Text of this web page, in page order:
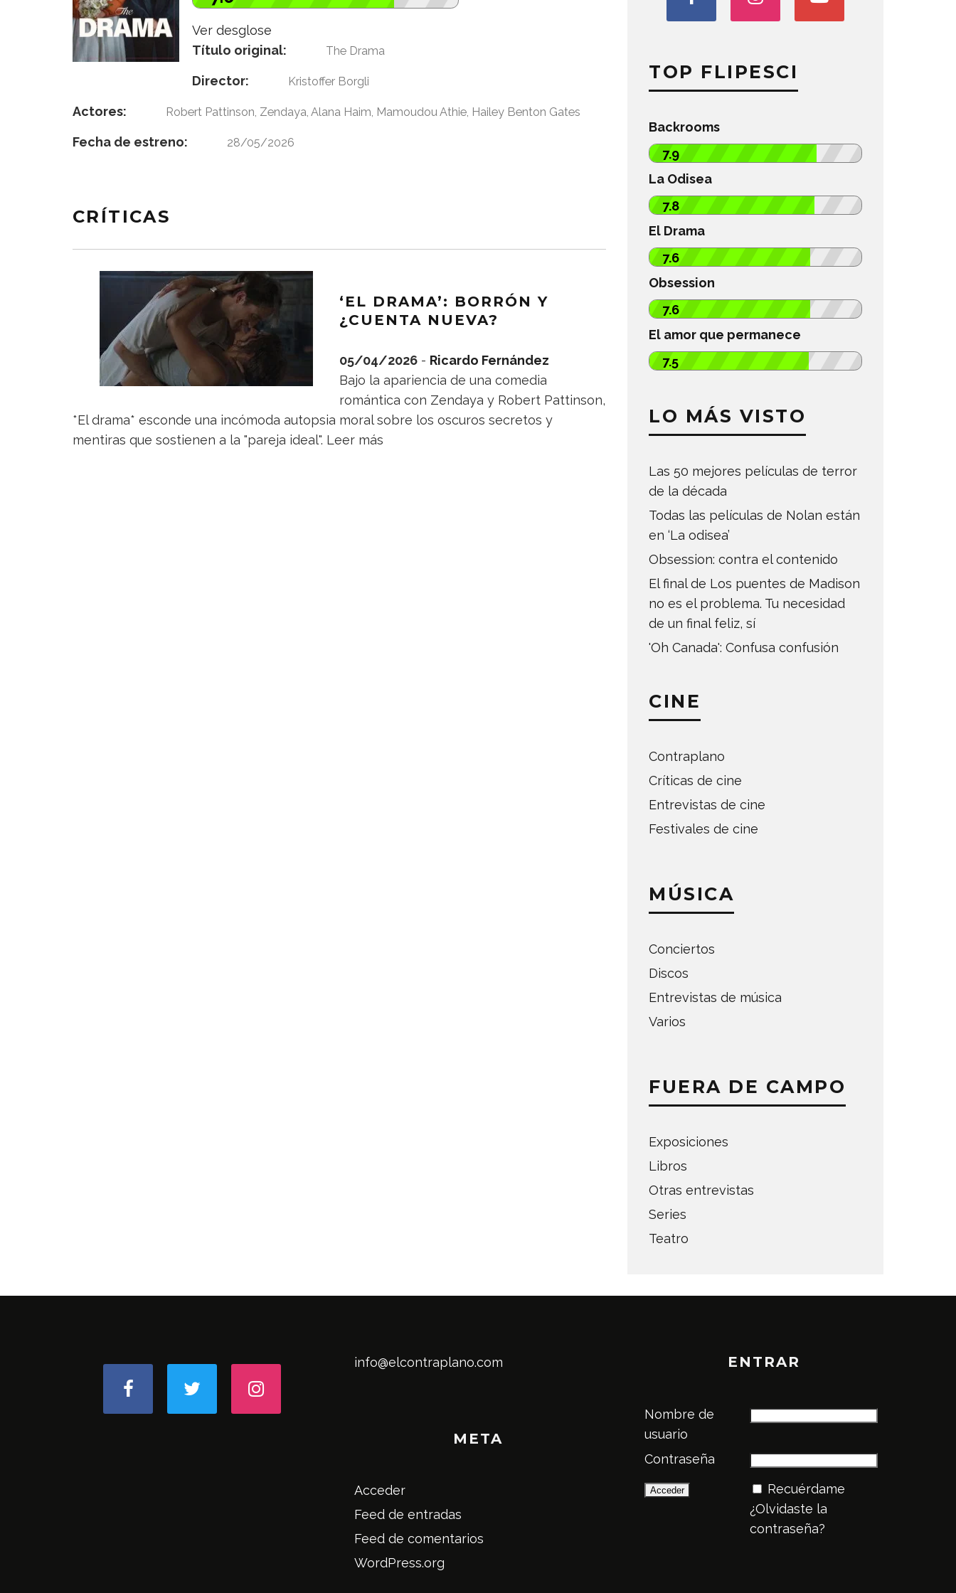
Ver desglose
Título original:
The Drama
Director: Kristoffer Borgli
Actores: Robert Pattinson, Zendaya, Alana Haim, Mamoudou Athie, Hailey Benton Gates
Fecha de estreno: 28/05/2026
CRÍTICAS
‘EL DRAMA’: BORRÓN Y
¿CUENTA NUEVA?
05/04/2026 - Ricardo Fernández
Bajo la apariencia de una comedia
romántica con Zendaya y Robert Pattinson,
*El drama* esconde una incómoda autopsia moral sobre los oscuros secretos y
mentiras que sostienen a la "pareja ideal". Leer más
TOP FLIPESCI
Backrooms
7.9
La Odisea
7.8
El Drama
7.6
Obsession
7.6
El amor que permanece
7.5
LO MÁS VISTO
Las 50 mejores películas de terror
de la década
Todas las películas de Nolan están
en ‘La odisea’
Obsession: contra el contenido
El final de Los puentes de Madison
no es el problema. Tu necesidad
de un final feliz, sí
'Oh Canada': Confusa confusión
CINE
Contraplano
Críticas de cine
Entrevistas de cine
Festivales de cine
MÚSICA
Conciertos
Discos
Entrevistas de música
Varios
FUERA DE CAMPO
Exposiciones
Libros
Otras entrevistas
Series
Teatro
info@elcontraplano.com
META
Acceder
Feed de entradas
Feed de comentarios
WordPress.org
ENTRAR
Nombre de
usuario
Contraseña
Recuérdame
¿Olvidaste la
contraseña?